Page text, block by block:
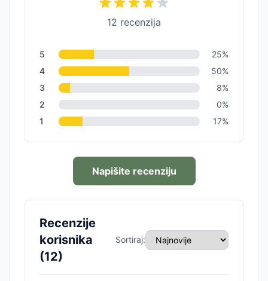
12 recenzija
5 25%
4
50%
3
8%
2
0%
1
17%
Napišite recenziju
Recenzije
korisnika
(12)
Sortiraj: